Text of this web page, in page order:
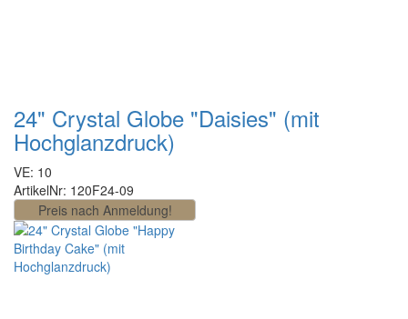
24" Crystal Globe "Daisies" (mit
Hochglanzdruck)
VE: 10
ArtikelNr: 120F24-09